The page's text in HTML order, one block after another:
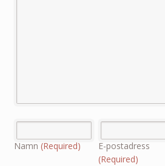
Namn (Required)
E-postadress
(Required)